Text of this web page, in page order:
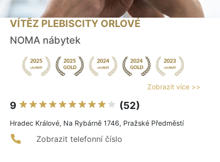
VÍTĚZ PLEBISCITY ORLOVÉ
NOMA nábytek
Zobrazit více >>
9 (52)
Hradec Králové, Na Rybárně 1746, Pražské Předměstí
Zobrazit telefonní číslo